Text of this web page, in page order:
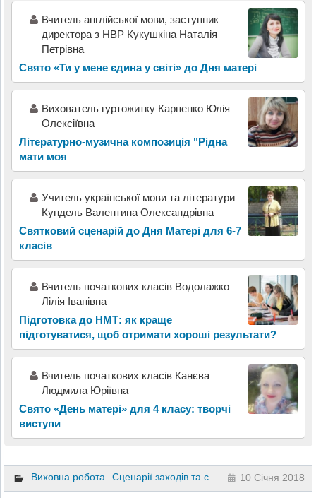
Вчитель англійської мови, заступник
директора з НВР Кукушкіна Наталія
Петрівна
Свято «Ти у мене єдина у світі» до Дня матері
Вихователь гуртожитку Карпенко Юлія
Олексіївна
Літературно-музична композиція "Рідна
мати моя
Учитель української мови та літератури
Кундель Валентина Олександрівна
Святковий сценарій до Дня Матері для 6-7
класів
Вчитель початкових класів Водолажко
Лілія Іванівна
Підготовка до НМТ: як краще
підготуватися, щоб отримати хороші результати?
Вчитель початкових класів Канєва
Людмила Юріївна
Свято «День матері» для 4 класу: творчі
виступи
Виховна робота Сценарії заходів та свят Інший 10 клас
10 Січня 2018